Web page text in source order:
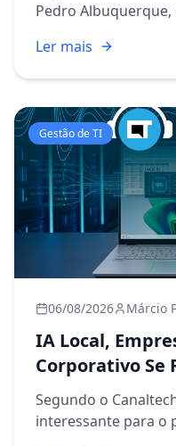
Pedro Albuquerque,
parte da rotina de
brasileiro, mesmo
Ler mais
Gestão de TI
06/08/2026 Márcio
IA Local,
Corporativo Se
Segundo o
interessante para o